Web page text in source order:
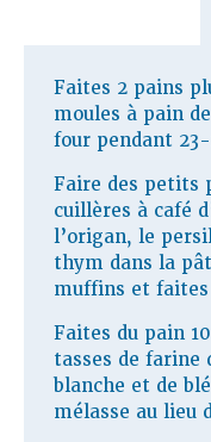
Faites 2 pains
moules à pain
four pendant
Faire des petits
cuillères à café
l’origan, le
thym dans la
muffins et faites
Faites du pain
tasses de farine
blanche et de
mélasse au lieu